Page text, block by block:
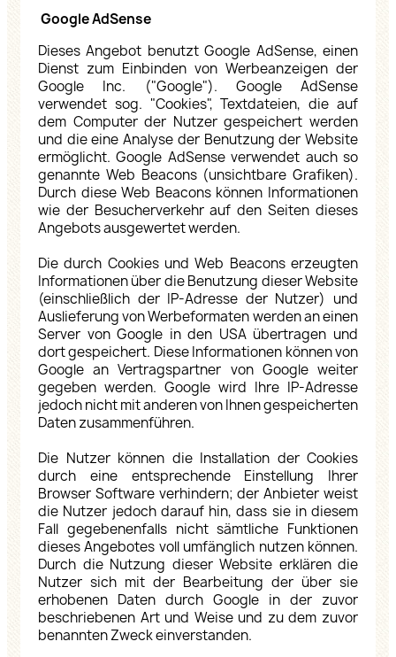
Google AdSense
Dieses Angebot benutzt Google AdSense, einen
Dienst zum Einbinden von Werbeanzeigen der
Google Inc. ("Google"). Google AdSense
verwendet sog. "Cookies", Textdateien, die auf
dem Computer der Nutzer gespeichert werden
und die eine Analyse der Benutzung der Website
ermöglicht. Google AdSense verwendet auch so
genannte Web Beacons (unsichtbare Grafiken).
Durch diese Web Beacons können Informationen
wie der Besucherverkehr auf den Seiten dieses
Angebots ausgewertet werden.
Die durch Cookies und Web Beacons erzeugten
Informationen über die Benutzung dieser Website
(einschließlich der IP-Adresse der Nutzer) und
Auslieferung von Werbeformaten werden an einen
Server von Google in den USA übertragen und
dort gespeichert. Diese Informationen können von
Google an Vertragspartner von Google weiter
gegeben werden. Google wird Ihre IP-Adresse
jedoch nicht mit anderen von Ihnen gespeicherten
Daten zusammenführen.
Die Nutzer können die Installation der Cookies
durch eine entsprechende Einstellung Ihrer
Browser Software verhindern; der Anbieter weist
die Nutzer jedoch darauf hin, dass sie in diesem
Fall gegebenenfalls nicht sämtliche Funktionen
dieses Angebotes voll umfänglich nutzen können.
Durch die Nutzung dieser Website erklären die
Nutzer sich mit der Bearbeitung der über sie
erhobenen Daten durch Google in der zuvor
beschriebenen Art und Weise und zu dem zuvor
benannten Zweck einverstanden.